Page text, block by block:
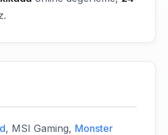
, MSI Gaming, Monster